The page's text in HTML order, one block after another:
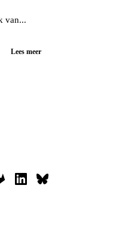
van...
Lees meer